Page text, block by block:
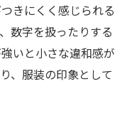
きにくく感じられる
数字を扱ったりする
いと小さな違和感が
、服装の印象として